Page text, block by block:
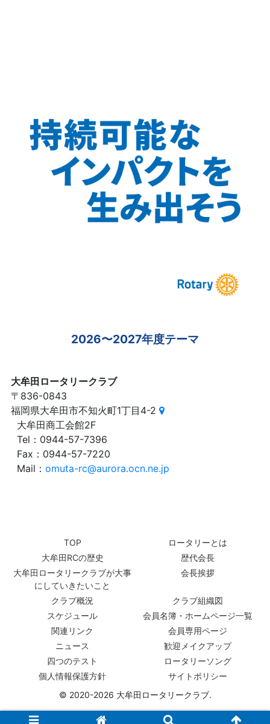
2026〜2027年度テーマ
大牟田ロータリークラブ
〒836-0843
福岡県大牟田市不知火町1丁目4-2
大牟田商工会館2F
Tel：0944-57-7396
Fax：0944-57-7220
Mail：omuta-rc@aurora.ocn.ne.jp
TOP
ロータリーとは
大牟田RCの歴史
歴代会長
大牟田ロータリークラブが大事
にしていきたいこと
会長挨拶
クラブ概況
クラブ組織図
スケジュール
会員名簿・ホームページ一覧
関連リンク
会員専用ページ
ニュース
歓迎メイクアップ
四つのテスト
ロータリーソング
個人情報保護方針
サイトポリシー
© 2020-2026 大牟田ロータリークラブ.